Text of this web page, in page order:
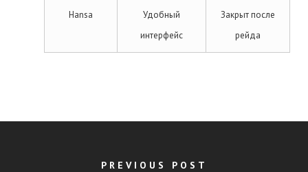
Hansa
Удобный
интерфейс
Закрыт после
рейда
PREVIOUS POST